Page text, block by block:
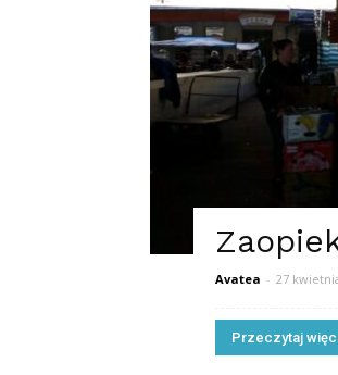
Avatea - 27
Przeczytaj